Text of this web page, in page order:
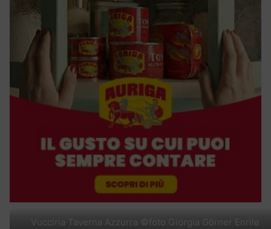
Vucciria Taverna Azzurra ©foto Giorgia Görner Enrile